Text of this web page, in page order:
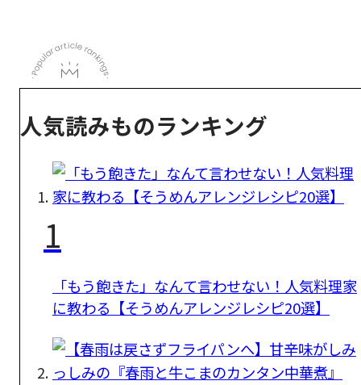
人気読みものランキング
1
「もう飽きた」なんて言わせない！人気料理家
に教わる【そうめんアレンジレシピ20選】